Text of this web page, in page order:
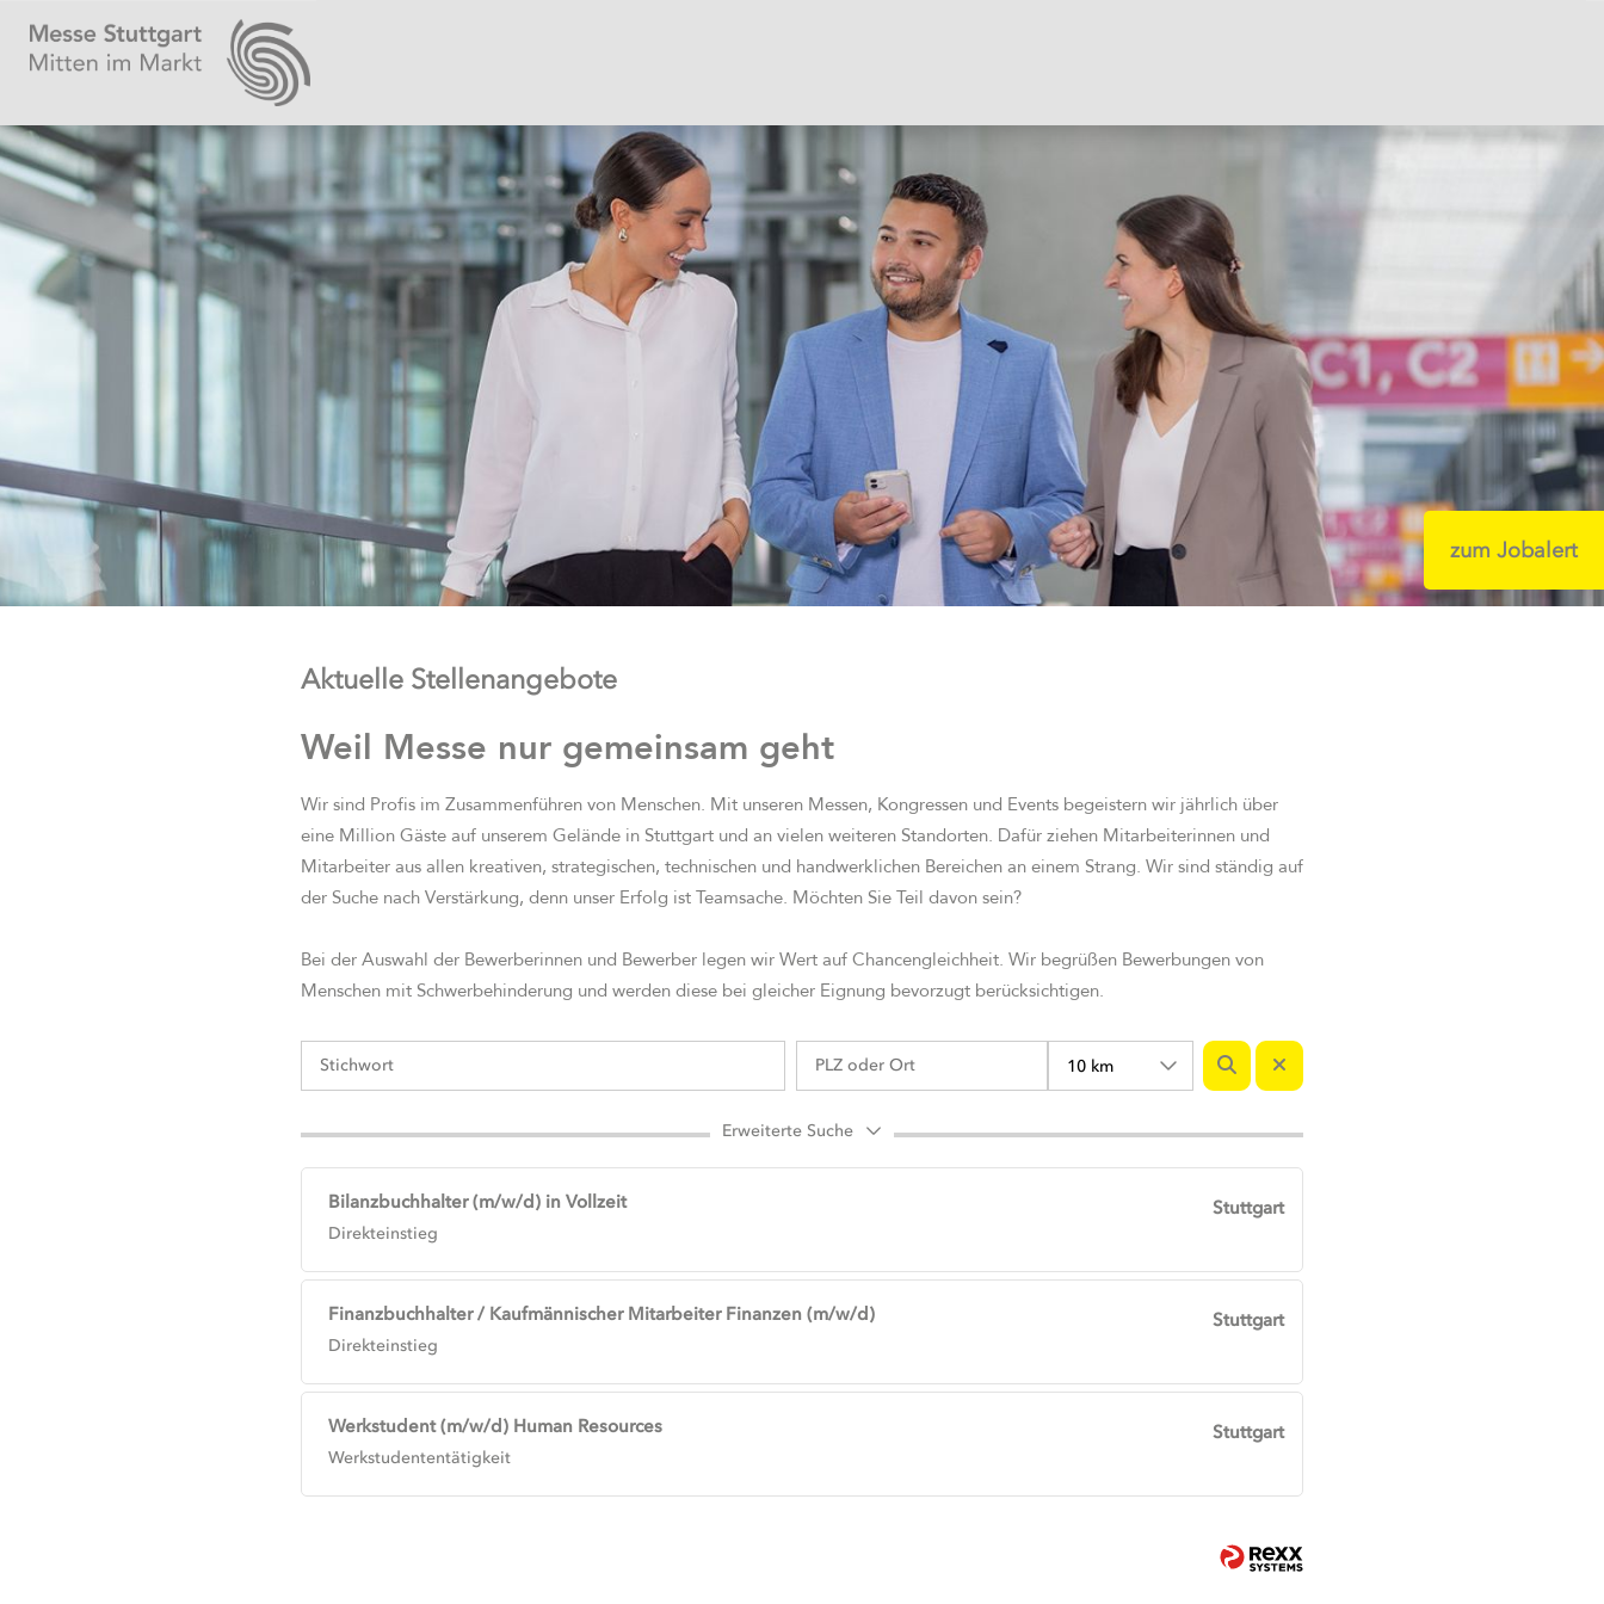
Aktuelle Stellenangebote
Weil Messe nur gemeinsam geht
Wir sind Profis im Zusammenführen von Menschen. Mit unseren Messen, Kongressen und Events begeistern wir jährlich über
eine Million Gäste auf unserem Gelände in Stuttgart und an vielen weiteren Standorten. Dafür ziehen Mitarbeiterinnen und
Mitarbeiter aus allen kreativen, strategischen, technischen und handwerklichen Bereichen an einem Strang. Wir sind ständig auf
der Suche nach Verstärkung, denn unser Erfolg ist Teamsache. Möchten Sie Teil davon sein?
Bei der Auswahl der Bewerberinnen und Bewerber legen wir Wert auf Chancengleichheit. Wir begrüßen Bewerbungen von
Menschen mit Schwerbehinderung und werden diese bei gleicher Eignung bevorzugt berücksichtigen.
10 km
Erweiterte Suche
Bilanzbuchhalter (m/w/d) in Vollzeit
Direkteinstieg
Stuttgart
Finanzbuchhalter / Kaufmännischer Mitarbeiter Finanzen (m/w/d)
Direkteinstieg
Stuttgart
Werkstudent (m/w/d) Human Resources
Werkstudententätigkeit
Stuttgart
zum Jobalert